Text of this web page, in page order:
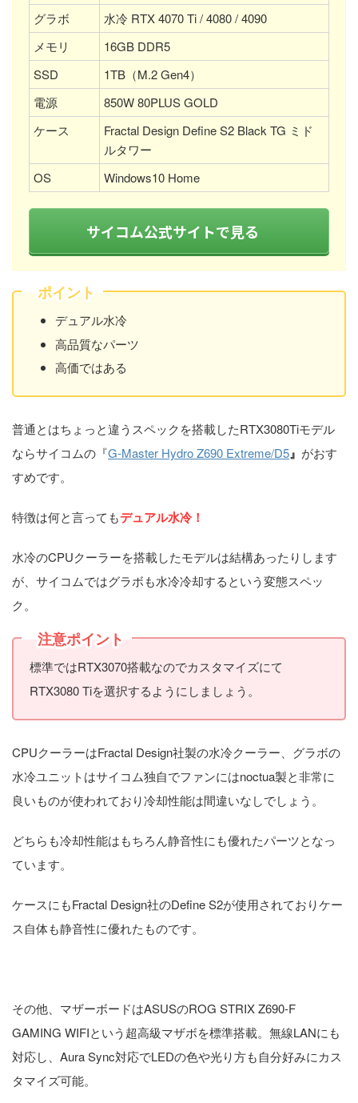
グラボ
水冷 RTX 4070 Ti / 4080 / 4090
メモリ
16GB DDR5
SSD
1TB（M.2 Gen4）
電源
850W 80PLUS GOLD
ケース
Fractal Design Define S2 Black TG ミド
ルタワー
OS
Windows10 Home
サイコム公式サイトで見る
ポイント
デュアル水冷
高品質なパーツ
高価ではある
普通とはちょっと違うスペックを搭載したRTX3080Tiモデル
ならサイコムの『G-Master Hydro Z690 Extreme/D5』 がおす
すめです。
特徴は何と言ってもデュアル水冷！
水冷のCPUクーラーを搭載したモデルは結構あったりします
が、サイコムではグラボも水冷冷却するという変態スペッ
ク。
注意ポイント
標準ではRTX3070搭載なのでカスタマイズにて
RTX3080 Tiを選択するようにしましょう。
CPUクーラーはFractal Design社製の水冷クーラー、グラボの
水冷ユニットはサイコム独自でファンにはnoctua製と非常に
良いものが使われており冷却性能は間違いなしでしょう。
どちらも冷却性能はもちろん静音性にも優れたパーツとなっ
ています。
ケースにもFractal Design社のDefine S2が使用されておりケー
ス自体も静音性に優れたものです。
その他、マザーボードはASUSのROG STRIX Z690-F
GAMING WIFIという超高級マザボを標準搭載。無線LANにも
対応し、Aura Sync対応でLEDの色や光り方も自分好みにカス
タマイズ可能。